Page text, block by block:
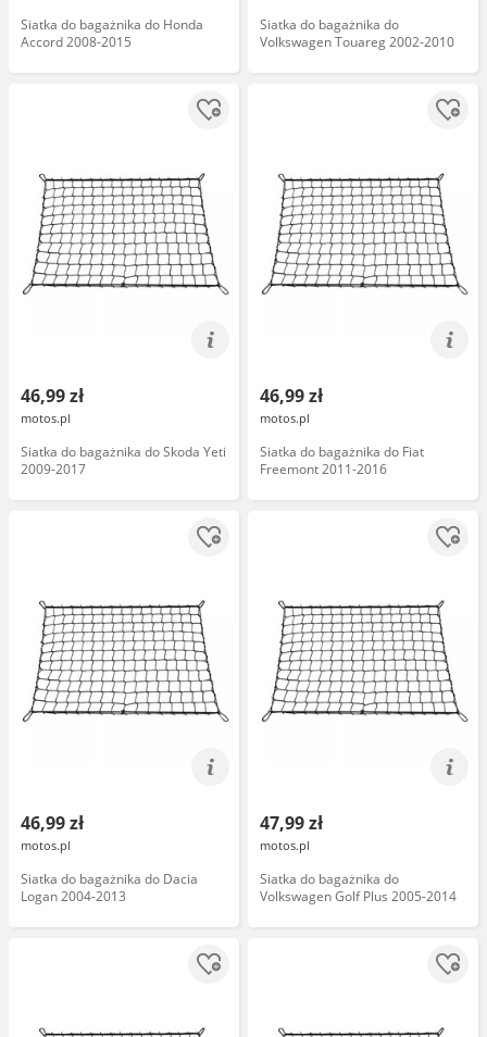
Siatka do bagażnika do Honda
Accord 2008-2015
Siatka do bagażnika do
Volkswagen Touareg 2002-2010
46,99 zł
motos.pl
Siatka do bagażnika do Skoda Yeti
2009-2017
46,99 zł
motos.pl
Siatka do bagażnika do Fiat
Freemont 2011-2016
46,99 zł
motos.pl
Siatka do bagażnika do Dacia
Logan 2004-2013
47,99 zł
motos.pl
Siatka do bagażnika do
Volkswagen Golf Plus 2005-2014